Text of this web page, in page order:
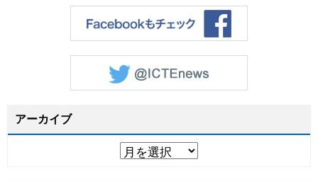
アーカイブ